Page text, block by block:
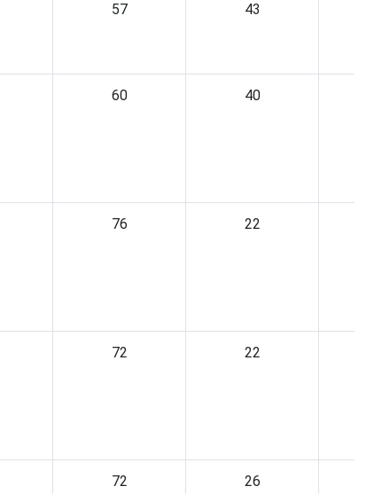
57 43
60 40
76 22
72 22
72 26